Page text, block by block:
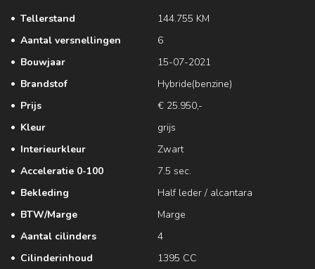
Tellerstand
144.755 KM
Aantal versnellingen
6
Bouwjaar
15-07-2021
Brandstof
Hybride(benzine)
Prijs
€ 25.950,-
Kleur
grijs
Interieurkleur
Zwart
Acceleratie 0-100
7.5 sec.
Bekleding
Half leder / alcantara
BTW/Marge
Marge
Aantal cilinders
4
Cilinderinhoud
1395 CC